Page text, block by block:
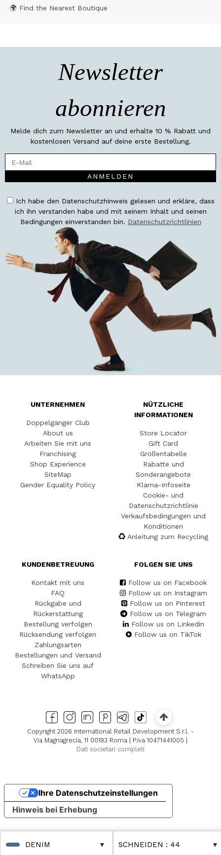
DENIM SCHNEIDEN : 44
🌍 Find the Nearest Boutique
Newsletter
abonnieren
Melde dich zum Newsletter an und erhalte 10 % Rabatt und
kostenlosen Versand auf deine erste Bestellung.
ANMELDEN
Ich habe den Datenschutzhinweis gelesen und erkläre, dass
ich ihn verstanden habe und mit seinem Inhalt und seinen
Bedingungen einverstanden bin. Datenschutzrichtlinien
UNTERNEHMEN
Doppelgänger Club
About us
Arbeiten Sie mit uns
Franchising
Shop Experience
SiteMap
Gender Equality Policy
NÜTZLICHE
INFORMATIONEN
Store Locator
Gift Card
Größentabelle
Rabatte und
Sonderangebote
Klarna-Infoseite
Cookie- und
Datenschutzrichtlinie
Verkaufsbedingungen und
Konditionen
Anleitung zum Recycling
KUNDENBETREUUNG
Kontakt mit uns
FAQ
Rückgabe und
Rückerstattung
Bestellung verfolgen
Rücksendung verfolgen
Zahlungsarten
Bestellungen und Versand
Schreiben Sie uns auf
WhatsApp
FOLGEN SIE UNS
Follow us on Facebook
Follow us on Instagram
Follow us on Pinterest
Follow us on Telegram
Follow us on Linkedin
Follow us on TikTok
Copyright 2026 International Retail Development S.r.l. -
Via Magnagrecia, 11 00183 Roma | P.iva 10471441005 |
Dati societari completi
Hinweis bei Erhebung
Ihre Datenschutzeinstellungen